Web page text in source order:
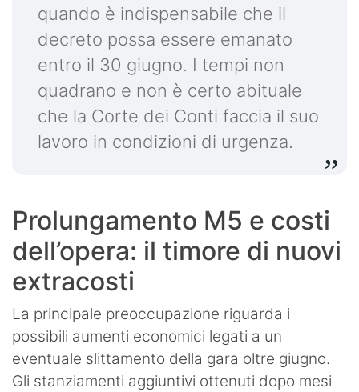
quando è indispensabile che il
decreto possa essere emanato
entro il 30 giugno. I tempi non
quadrano e non è certo abituale
che la Corte dei Conti faccia il suo
lavoro in condizioni di urgenza.
Prolungamento M5 e costi
dell’opera: il timore di nuovi
extracosti
La principale preoccupazione riguarda i
possibili aumenti economici legati a un
eventuale slittamento della gara oltre giugno.
Gli stanziamenti aggiuntivi ottenuti dopo mesi